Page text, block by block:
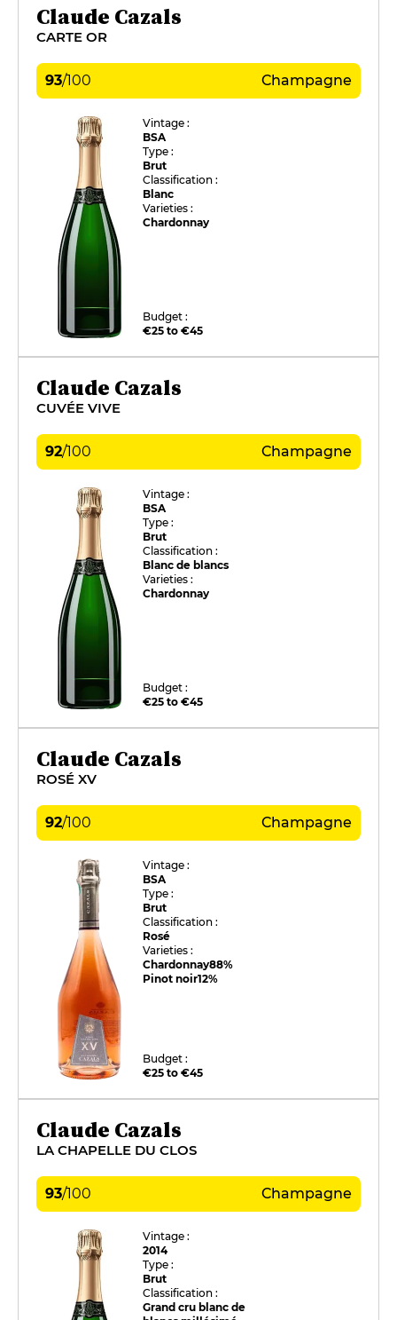
Claude Cazals
CARTE OR
93/100 Champagne
Vintage :
BSA
Type :
Brut
Classification :
Blanc
Varieties :
Chardonnay
Budget :
€25 to €45
Claude Cazals
CUVÉE VIVE
92/100 Champagne
Vintage :
BSA
Type :
Brut
Classification :
Blanc de blancs
Varieties :
Chardonnay
Budget :
€25 to €45
Claude Cazals
ROSÉ XV
92/100 Champagne
Vintage :
BSA
Type :
Brut
Classification :
Rosé
Varieties :
Chardonnay88%
Pinot noir12%
Budget :
€25 to €45
Claude Cazals
LA CHAPELLE DU CLOS
93/100 Champagne
Vintage :
2014
Type :
Brut
Classification :
Grand cru blanc de